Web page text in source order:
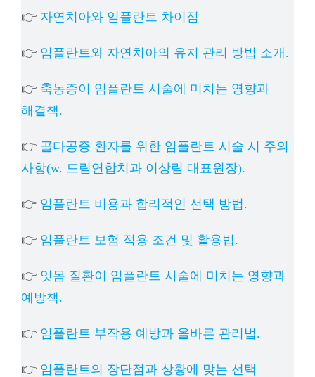
👉 자연치아와 임플란트 차이점
👉 임플란트와 자연치아의 유지 관리 방법 소개.
👉 축농증이 임플란트 시술에 미치는 영향과
해결책.
👉 골다공증 환자를 위한 임플란트 시술 시 주의
사항(w. 드림연합치과 이상림 대표원장).
👉 임플란트 비용과 합리적인 선택 방법.
👉 임플란트 보험 적용 조건 및 활용법.
👉 잇몸 질환이 임플란트 시술에 미치는 영향과
예방책.
👉 임플란트 부작용 예방과 올바른 관리법.
👉 임플란트의 장단점과 상황에 맞는 선택